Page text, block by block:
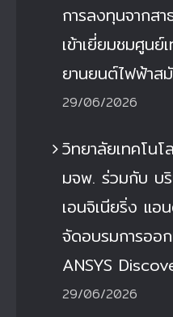
การลงทุนจากส
เข้าเยี่ยมชมศูนย์
ยานยนต์ไฟฟ้าส
29/06/2026
วิทยาลัยเทคโน
มจพ. ร่วมกับ บ
เอนจิเนียริ่ง แอ
จัดอบรมการออ
ANSYS
29/06/2026